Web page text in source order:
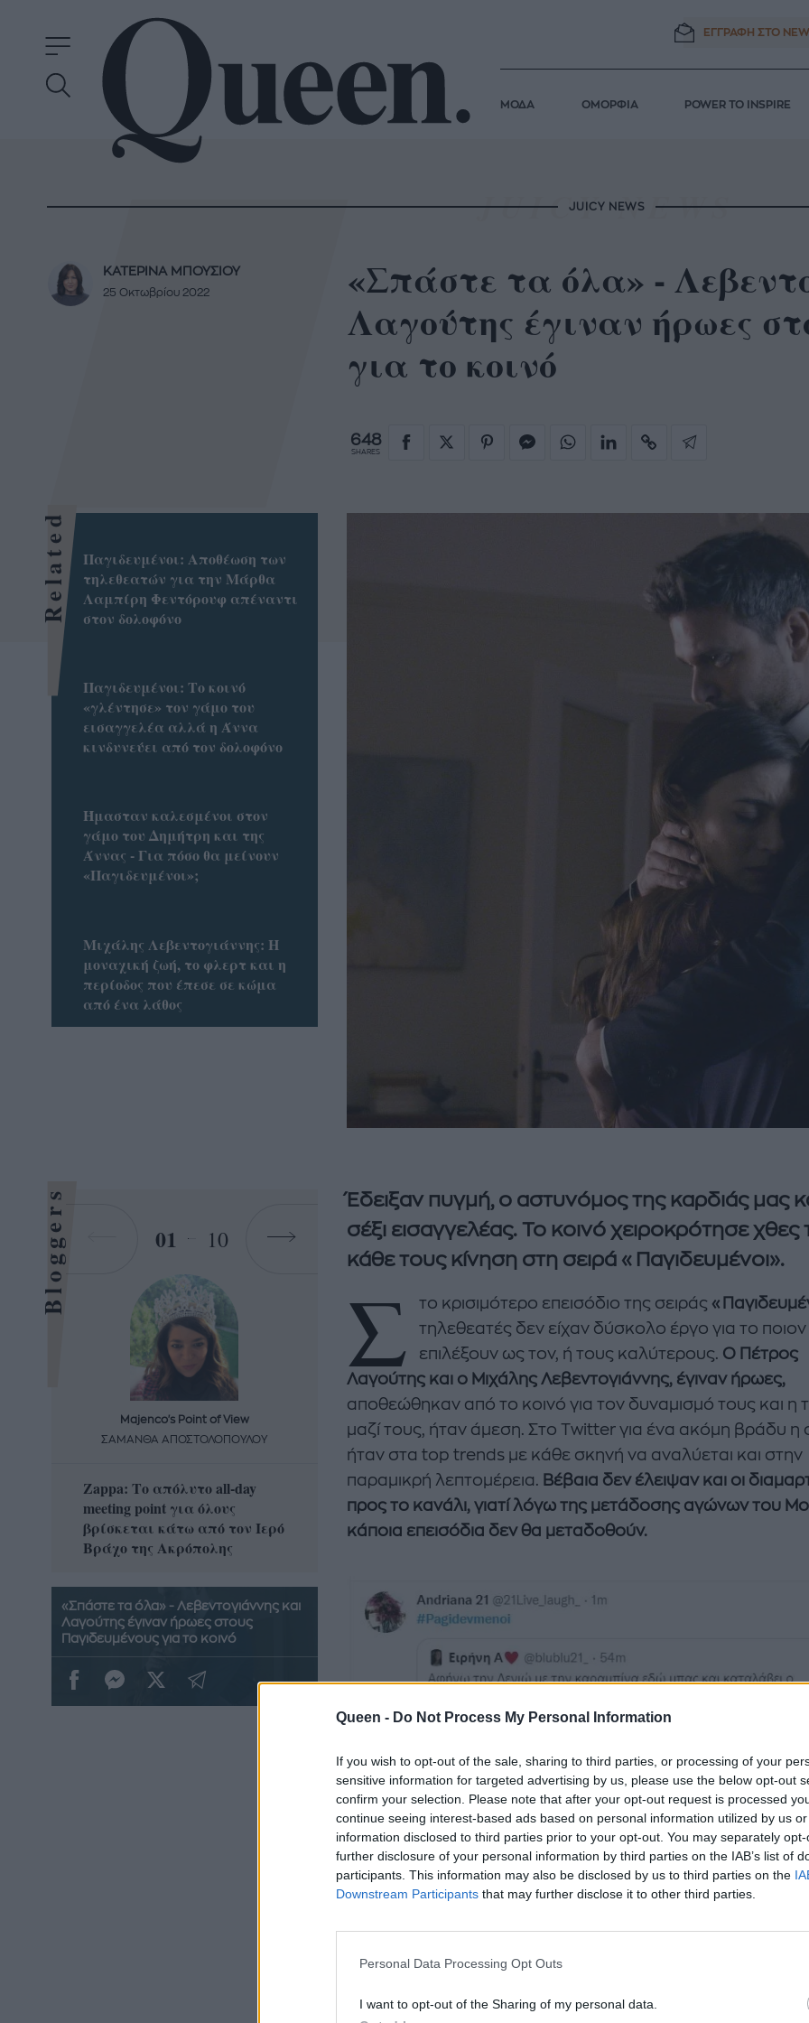
Queen - Do Not Process My Personal Information
If you wish to opt-out of the sale, sharing to third parties, or processing of your
sensitive information for targeted advertising by us, please use the below opt-out
confirm your selection. Please note that after your opt-out request is processed
continue seeing interest-based ads based on personal information utilized by us
information disclosed to third parties prior to your opt-out. You may separately
further disclosure of your personal information by third parties on the IAB’s list of
participants. This information may also be disclosed by us to third parties on the
Downstream Participants that may further disclose it to other third parties.
Personal Data Processing Opt Outs
I want to opt-out of the Sharing of my personal data.
ΕΓΓΡΑΦΗ ΣΤΟ
ΜΟΔΑ ΟΜΟΡΦΙΑ POWER TO INSPIRE
JUICY NEWS
«Σπάστε τα όλα» -
Λαγούτης έγιναν ήρωες
για το κοινό
648
SHARES
ΚΑΤΕΡΙΝΑ ΜΠΟΥΣΙΟΥ
25 Οκτωβρίου 2022
Έδειξαν πυγμή, ο αστυνόμος της καρδιάς μας
σέξι εισαγγελέας. Το κοινό χειροκρότησε χθες
κάθε τους κίνηση στη σειρά «Παγιδευμένοι».
Σ το κρισιμότερο επεισόδιο της σειράς
τηλεθεατές δεν είχαν δύσκολο έργο για το
επιλέξουν ως τον, ή τους καλύτερους. Ο Πέτρος
Λαγούτης και ο Μιχάλης Λεβεντογιάννης, έγιναν ήρωες,
αποθεώθηκαν από το κοινό για τον δυναμισμό τους και η
μαζί τους, ήταν άμεση. Στο Twitter για ένα ακόμη βράδυ η
ήταν στα top trends με κάθε σκηνή να αναλύεται και στην
παραμικρή λεπτομέρεια. Βέβαια δεν έλειψαν και οι
προς το κανάλι, γιατί λόγω της μετάδοσης αγώνων του
κάποια επεισόδια δεν θα μεταδοθούν.
Related
Παγιδευμένοι: Αποθέωση των
τηλεθεατών για την Μάρθα
Λαμπίρη Φεντόρουφ απέναντι
στον δολοφόνο
Παγιδευμένοι: Το κοινό
«γλέντησε» τον γάμο του
εισαγγελέα αλλά η Άννα
κινδυνεύει από τον δολοφόνο
Ήμασταν καλεσμένοι στον
γάμο του Δημήτρη και της
Άννας - Για πόσο θα μείνουν
«Παγιδευμένοι»;
Μιχάλης Λεβεντογιάννης: Η
μοναχική ζωή, το φλερτ και η
περίοδος που έπεσε σε κώμα
από ένα λάθος
Bloggers 01 10
Majenco's Point of View
ΣΑΜΑΝΘΑ ΑΠΟΣΤΟΛΟΠΟΥΛΟΥ
Zappa: Το απόλυτο all-day
meeting point για όλους
βρίσκεται κάτω από τον Ιερό
Βράχο της Ακρόπολης
ΣΑΜΑΝΘΑ ΑΠΟΣΤΟΛΟΠΟΥΛΟΥ
Η απόλυτη καλοκαιρινή
δροσερή σαλάτα με
καρπούζι, φέτα και φράουλες
ΔΑΦΝΗ ΚΑΡΑΒΟΚΥΡΗ
Nτίνα Νικολάου: «Όταν
έπαθα την πρώτη κρίση
πανικού νόμιζα πως θα
«Σπάστε τα όλα» - Λεβεντογιάννης και
Λαγούτης έγιναν ήρωες στους
Παγιδευμένους για το κοινό